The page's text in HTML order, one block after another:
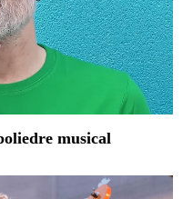
musical